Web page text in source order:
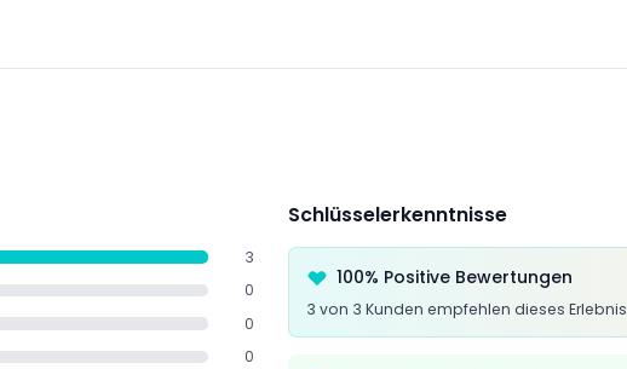
3
0
0
0
Schlüsselerkenntnisse
100% Positive Bewertungen
3 von 3 Kunden empfehlen dieses Erlebnis